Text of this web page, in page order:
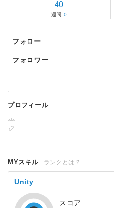
40
週間 0
フォロー
フォロワー
プロフィール
MYスキル ランクとは？
Unity
スコア